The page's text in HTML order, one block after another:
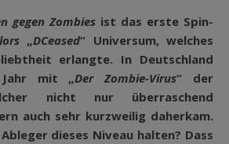
gegen Zombies ist das erste Spin-
„DCeased“ Universum, welches
erlangte. In Deutschland
Jahr mit „Der Zombie-Virus“ der
nicht nur überraschend
auch sehr kurzweilig daherkam.
dieses Niveau halten? Dass